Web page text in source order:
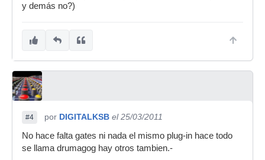
y demás no?)
#4 por DIGITALKSB el 25/03/2011
No hace falta gates ni nada el mismo plug-in hace todo
se llama drumagog hay otros tambien.-